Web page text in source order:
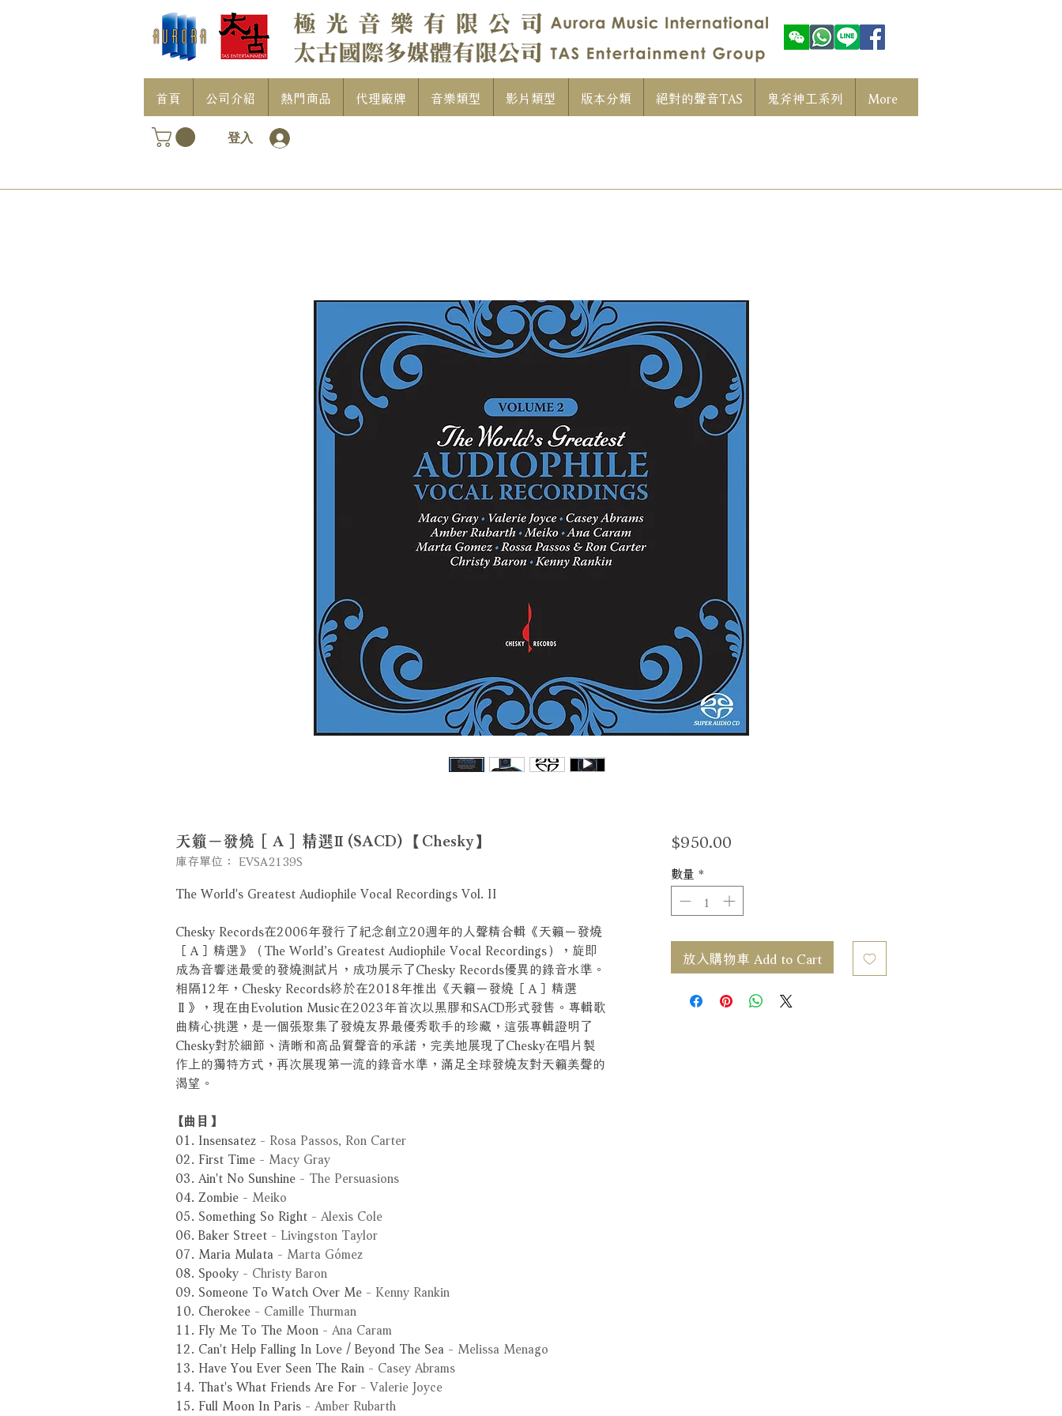
首頁 公司介紹 熱門商品 代理廠牌 音樂類型 影片類型 版本分類 絕對的聲音TAS 鬼斧神工系列 More
登入
天籟－發燒［Ａ］精選Ⅱ (SACD) 【Chesky】
庫存單位： EVSA2139S
The World's Greatest Audiophile Vocal Recordings Vol. II
Chesky Records在2006年發行了紀念創立20週年的人聲精合輯《天籟－發燒
［Ａ］精選》（The World’s Greatest Audiophile Vocal Recordings），旋即
成為音響迷最愛的發燒測試片，成功展示了Chesky Records優異的錄音水準。
相隔12年，Chesky Records終於在2018年推出《天籟－發燒［Ａ］精選
Ⅱ》，現在由Evolution Music在2023年首次以黑膠和SACD形式發售。專輯歌
曲精心挑選，是一個張聚集了發燒友界最優秀歌手的珍藏，這張專輯證明了
Chesky對於細節、清晰和高品質聲音的承諾，完美地展現了Chesky在唱片製
作上的獨特方式，再次展現第一流的錄音水準，滿足全球發燒友對天籟美聲的
渴望。
【曲目】
01. Insensatez - Rosa Passos, Ron Carter
02. First Time - Macy Gray
03. Ain't No Sunshine - The Persuasions
04. Zombie - Meiko
05. Something So Right - Alexis Cole
06. Baker Street - Livingston Taylor
07. Maria Mulata - Marta Gómez
08. Spooky - Christy Baron
09. Someone To Watch Over Me - Kenny Rankin
10. Cherokee - Camille Thurman
11. Fly Me To The Moon - Ana Caram
12. Can't Help Falling In Love / Beyond The Sea - Melissa Menago
13. Have You Ever Seen The Rain - Casey Abrams
14. That's What Friends Are For - Valerie Joyce
15. Full Moon In Paris - Amber Rubarth
$950.00價
數量 *
放入購物車 Add to Cart